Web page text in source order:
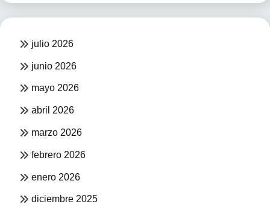
julio 2026
junio 2026
mayo 2026
abril 2026
marzo 2026
febrero 2026
enero 2026
diciembre 2025